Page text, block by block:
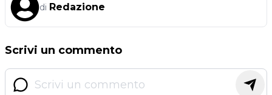
di Redazione
Scrivi un commento